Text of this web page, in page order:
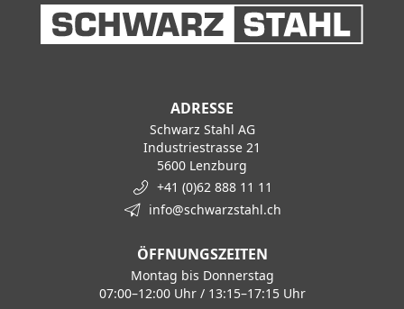
ADRESSE
Schwarz Stahl AG
Industriestrasse 21
5600 Lenzburg
+41 (0)62 888 11 11
info@schwarzstahl.ch
ÖFFNUNGSZEITEN
Montag bis Donnerstag
07:00–12:00 Uhr / 13:15–17:15 Uhr